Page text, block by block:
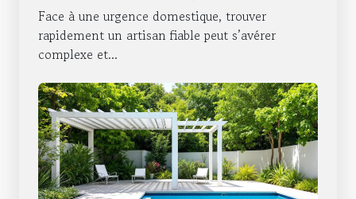
urgences domestiques ?
Face à une urgence domestique, trouver
rapidement un artisan fiable peut s’avérer
complexe et...